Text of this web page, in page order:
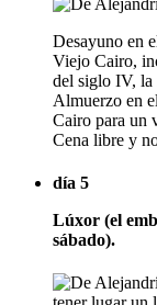
Desayuno en
Viejo Cairo,
del siglo IV, la
Almuerzo en
Cairo para un
Cena libre y
día 5
Lúxor (el
sábado).